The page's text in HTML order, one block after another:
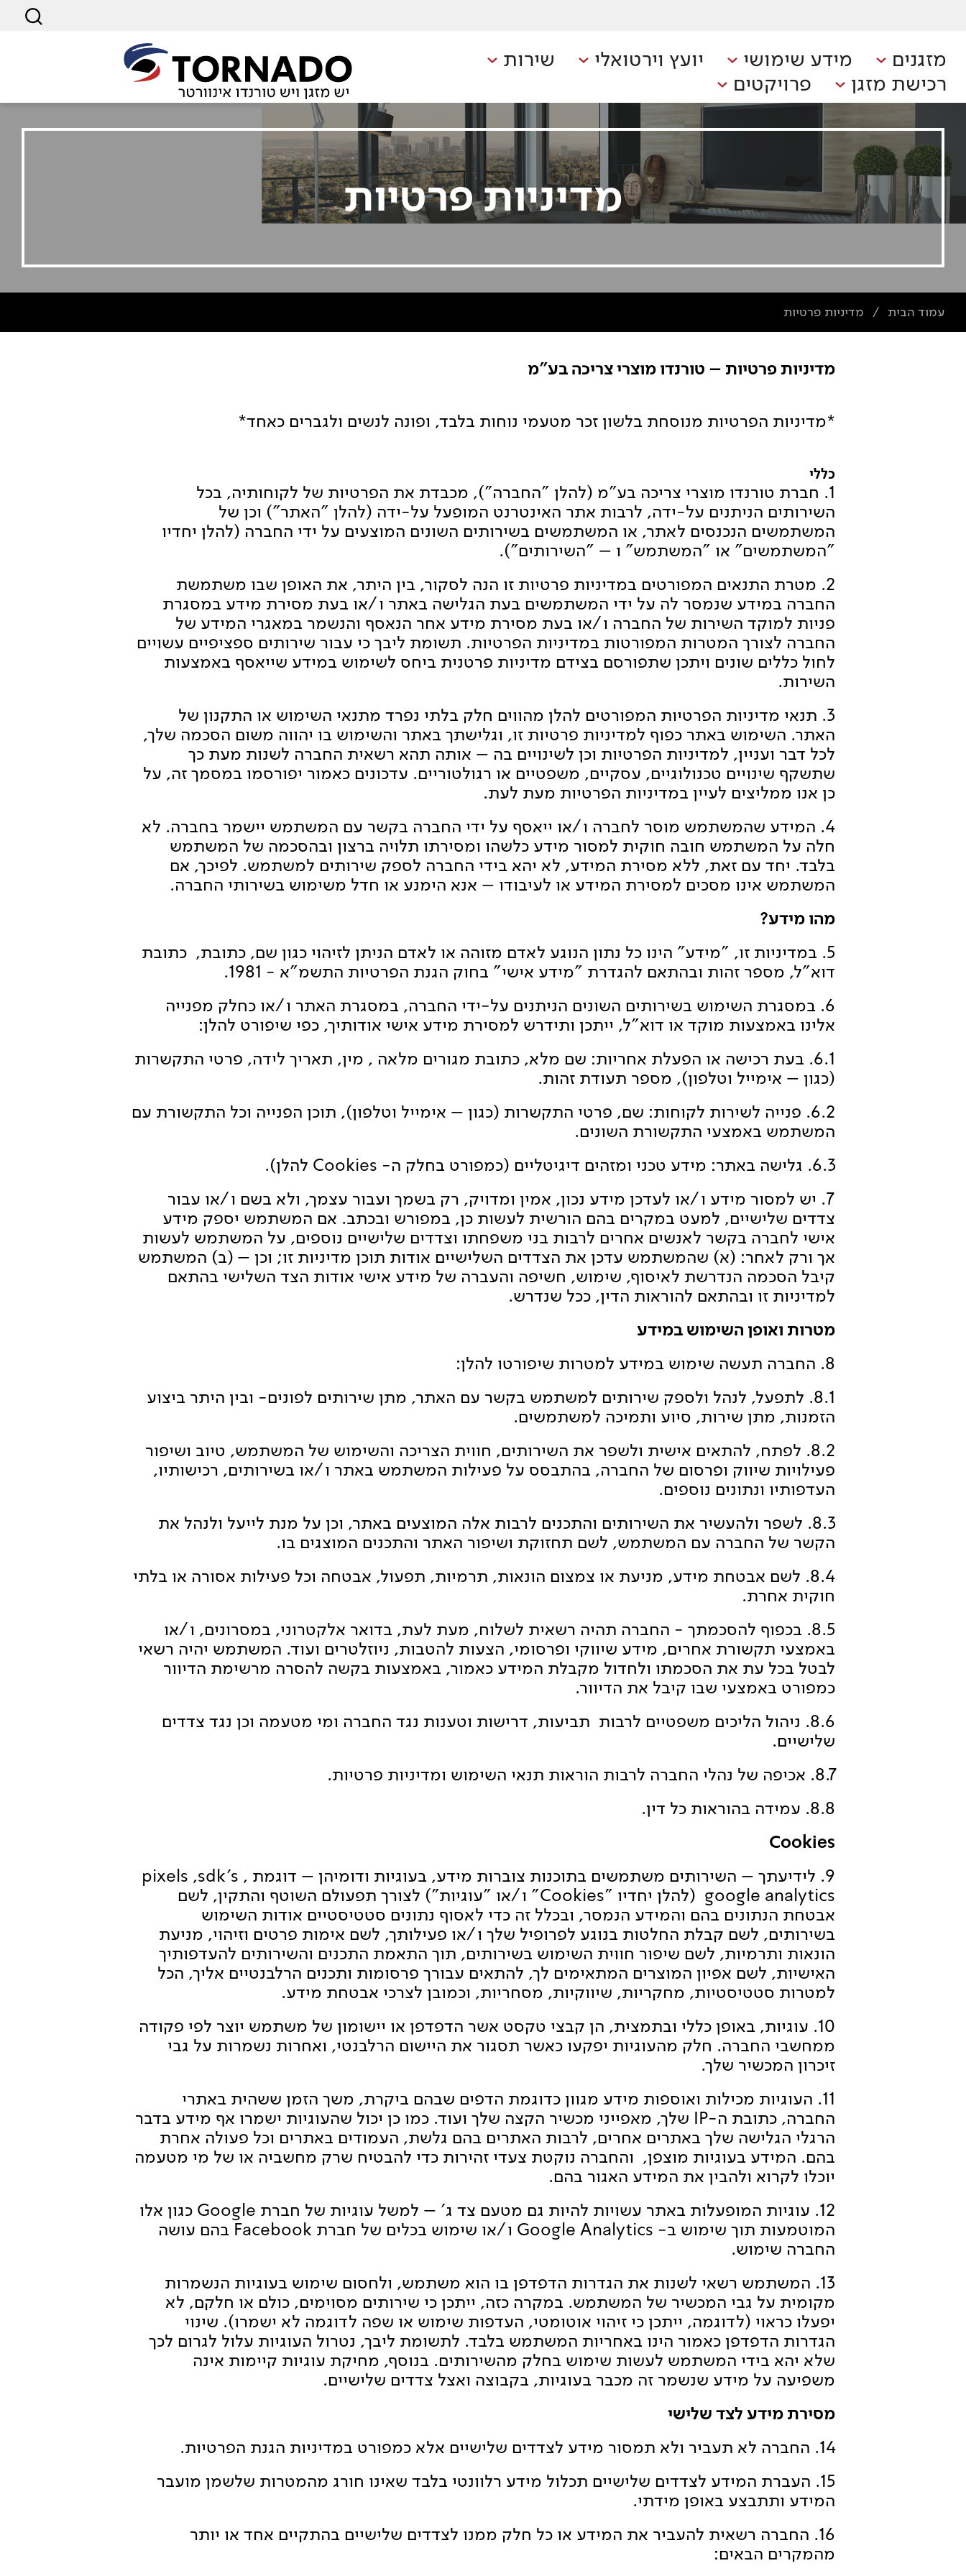
מזגנים מידע שימושי יועץ וירטואלי
שירות
רכישת מזגן
פרויקטים
מדיניות פרטיות
עמוד הבית / מדיניות פרטיות
מדיניות פרטיות – טורנדו מוצרי צריכה בע"מ
*מדיניות הפרטיות מנוסחת בלשון זכר מטעמי נוחות בלבד, ופונה לנשים ולגברים כאחד*
כללי
1. חברת טורנדו מוצרי צריכה בע"מ (להלן "החברה"), מכבדת את הפרטיות של לקוחותיה, בכל
השירותים הניתנים על-ידה, לרבות אתר האינטרנט המופעל על-ידה (להלן "האתר") וכן של
המשתמשים הנכנסים לאתר, או המשתמשים בשירותים השונים המוצעים על ידי החברה (להלן יחדיו
"המשתמשים" או "המשתמש" ו – "השירותים").
2. מטרת התנאים המפורטים במדיניות פרטיות זו הנה לסקור, בין היתר, את האופן שבו משתמשת
החברה במידע שנמסר לה על ידי המשתמשים בעת הגלישה באתר ו/או בעת מסירת מידע במסגרת
פניות למוקד השירות של החברה ו/או בעת מסירת מידע אחר הנאסף והנשמר במאגרי המידע של
החברה לצורך המטרות המפורטות במדיניות הפרטיות. תשומת ליבך כי עבור שירותים ספציפיים עשויים
לחול כללים שונים ויתכן שתפורסם בצידם מדיניות פרטנית ביחס לשימוש במידע שייאסף באמצעות
השירות.
3. תנאי מדיניות הפרטיות המפורטים להלן מהווים חלק בלתי נפרד מתנאי השימוש או התקנון של
האתר. השימוש באתר כפוף למדיניות פרטיות זו, וגלישתך באתר והשימוש בו יהווה משום הסכמה שלך,
לכל דבר ועניין, למדיניות הפרטיות וכן לשינויים בה – אותה תהא רשאית החברה לשנות מעת כך
שתשקף שינויים טכנולוגיים, עסקיים, משפטיים או רגולטוריים. עדכונים כאמור יפורסמו במסמך זה, על
כן אנו ממליצים לעיין במדיניות הפרטיות מעת לעת.
4. המידע שהמשתמש מוסר לחברה ו/או ייאסף על ידי החברה בקשר עם המשתמש יישמר בחברה. לא
חלה על המשתמש חובה חוקית למסור מידע כלשהו ומסירתו תלויה ברצון ובהסכמה של המשתמש
בלבד. יחד עם זאת, ללא מסירת המידע, לא יהא בידי החברה לספק שירותים למשתמש. לפיכך, אם
המשתמש אינו מסכים למסירת המידע או לעיבודו – אנא הימנע או חדל משימוש בשירותי החברה.
מהו מידע?
5. במדיניות זו, "מידע" הינו כל נתון הנוגע לאדם מזוהה או לאדם הניתן לזיהוי כגון שם, כתובת, כתובת
דוא"ל, מספר זהות ובהתאם להגדרת "מידע אישי" בחוק הגנת הפרטיות התשמ"א - 1981.
6. במסגרת השימוש בשירותים השונים הניתנים על-ידי החברה, במסגרת האתר ו/או כחלק מפנייה
אלינו באמצעות מוקד או דוא"ל, ייתכן ותידרש למסירת מידע אישי אודותיך, כפי שיפורט להלן:
6.1. בעת רכישה או הפעלת אחריות: שם מלא, כתובת מגורים מלאה , מין, תאריך לידה, פרטי התקשרות
(כגון – אימייל וטלפון), מספר תעודת זהות.
6.2. פנייה לשירות לקוחות: שם, פרטי התקשרות (כגון – אימייל וטלפון), תוכן הפנייה וכל התקשורת עם
המשתמש באמצעי התקשורת השונים.
6.3. גלישה באתר: מידע טכני ומזהים דיגיטליים (כמפורט בחלק ה- Cookies להלן).
7. יש למסור מידע ו/או לעדכן מידע נכון, אמין ומדויק, רק בשמך ועבור עצמך, ולא בשם ו/או עבור
צדדים שלישיים, למעט במקרים בהם הורשית לעשות כן, במפורש ובכתב. אם המשתמש יספק מידע
אישי לחברה בקשר לאנשים אחרים לרבות בני משפחתו וצדדים שלישיים נוספים, על המשתמש לעשות
אך ורק לאחר: (א) שהמשתמש עדכן את הצדדים השלישיים אודות תוכן מדיניות זו; וכן – (ב) המשתמש
קיבל הסכמה הנדרשת לאיסוף, שימוש, חשיפה והעברה של מידע אישי אודות הצד השלישי בהתאם
למדיניות זו ובהתאם להוראות הדין, ככל שנדרש.
מטרות ואופן השימוש במידע
8. החברה תעשה שימוש במידע למטרות שיפורטו להלן:
8.1. לתפעל, לנהל ולספק שירותים למשתמש בקשר עם האתר, מתן שירותים לפונים- ובין היתר ביצוע
הזמנות, מתן שירות, סיוע ותמיכה למשתמשים.
8.2. לפתח, להתאים אישית ולשפר את השירותים, חווית הצריכה והשימוש של המשתמש, טיוב ושיפור
פעילויות שיווק ופרסום של החברה, בהתבסס על פעילות המשתמש באתר ו/או בשירותים, רכישותיו,
העדפותיו ונתונים נוספים.
8.3. לשפר ולהעשיר את השירותים והתכנים לרבות אלה המוצעים באתר, וכן על מנת לייעל ולנהל את
הקשר של החברה עם המשתמש, לשם תחזוקת ושיפור האתר והתכנים המוצגים בו.
8.4. לשם אבטחת מידע, מניעת או צמצום הונאות, תרמיות, תפעול, אבטחה וכל פעילות אסורה או בלתי
חוקית אחרת.
8.5. בכפוף להסכמתך - החברה תהיה רשאית לשלוח, מעת לעת, בדואר אלקטרוני, במסרונים, ו/או
באמצעי תקשורת אחרים, מידע שיווקי ופרסומי, הצעות להטבות, ניוזלטרים ועוד. המשתמש יהיה רשאי
לבטל בכל עת את הסכמתו ולחדול מקבלת המידע כאמור, באמצעות בקשה להסרה מרשימת הדיוור
כמפורט באמצעי שבו קיבל את הדיוור.
8.6. ניהול הליכים משפטיים לרבות תביעות, דרישות וטענות נגד החברה ומי מטעמה וכן נגד צדדים
שלישיים.
8.7. אכיפה של נהלי החברה לרבות הוראות תנאי השימוש ומדיניות פרטיות.
8.8. עמידה בהוראות כל דין.
Cookies
9. לידיעתך – השירותים משתמשים בתוכנות צוברות מידע, בעוגיות ודומיהן – דוגמת pixels ,sdk's ,
google analytics (להלן יחדיו "Cookies" ו/או "עוגיות") לצורך תפעולם השוטף והתקין, לשם
אבטחת הנתונים בהם והמידע הנמסר, ובכלל זה כדי לאסוף נתונים סטטיסטיים אודות השימוש
בשירותים, לשם קבלת החלטות בנוגע לפרופיל שלך ו/או פעילותך, לשם אימות פרטים וזיהוי, מניעת
הונאות ותרמיות, לשם שיפור חווית השימוש בשירותים, תוך התאמת התכנים והשירותים להעדפותיך
האישיות, לשם אפיון המוצרים המתאימים לך, להתאים עבורך פרסומות ותכנים הרלבנטיים אליך, הכל
למטרות סטטיסטיות, מחקריות, שיווקיות, מסחריות, וכמובן לצרכי אבטחת מידע.
10. עוגיות, באופן כללי ובתמצית, הן קבצי טקסט אשר הדפדפן
או יישומון של משתמש יוצר לפי פקודה
ממחשבי החברה. חלק מהעוגיות יפקעו כאשר תסגור את היישום הרלבנטי, ואחרות נשמרות על גבי
זיכרון המכשיר שלך.
11. העוגיות מכילות ואוספות מידע מגוון כדוגמת הדפים שבהם ביקרת, משך הזמן ששהית באתרי
החברה, כתובת ה-IP שלך, מאפייני מכשיר הקצה שלך ועוד. כמו כן יכול שהעוגיות ישמרו אף מידע בדבר
הרגלי הגלישה שלך באתרים אחרים, לרבות האתרים בהם גלשת, העמודים באתרים וכל פעולה אחרת
בהם. המידע בעוגיות מוצפן, והחברה נוקטת צעדי זהירות כדי להבטיח שרק מחשביה או של מי מטעמה
יוכלו לקרוא ולהבין את המידע האגור בהם.
12. עוגיות המופעלות באתר עשויות להיות גם מטעם צד ג' – למשל עוגיות של חברת Google כגון אלו
המוטמעות תוך שימוש ב- Google Analytics ו/או שימוש בכלים של חברת Facebook בהם עושה
החברה שימוש.
13. המשתמש רשאי לשנות את הגדרות הדפדפן בו הוא משתמש, ולחסום שימוש בעוגיות הנשמרות
מקומית על גבי המכשיר של המשתמש. במקרה כזה, ייתכן כי שירותים מסוימים, כולם או חלקם, לא
יפעלו כראוי (לדוגמה, ייתכן כי זיהוי אוטומטי, העדפות שימוש או שפה לדוגמה לא ישמרו). שינוי
הגדרות הדפדפן כאמור הינו באחריות המשתמש בלבד. לתשומת ליבך, נטרול העוגיות עלול לגרום לכך
שלא יהא בידי המשתמש לעשות שימוש בחלק מהשירותים. בנוסף, מחיקת עוגיות קיימות אינה
משפיעה על מידע שנשמר זה מכבר בעוגיות, בקבוצה ואצל צדדים שלישיים.
מסירת מידע לצד שלישי
14. החברה לא תעביר ולא תמסור מידע לצדדים שלישיים אלא כמפורט במדיניות הגנת הפרטיות.
15. העברת המידע לצדדים שלישיים תכלול מידע רלוונטי בלבד שאינו חורג מהמטרות שלשמן מועבר
המידע ותתבצע באופן מידתי.
16. החברה רשאית להעביר את המידע או כל חלק ממנו לצדדים שלישיים בהתקיים אחד או יותר
מהמקרים הבאים: